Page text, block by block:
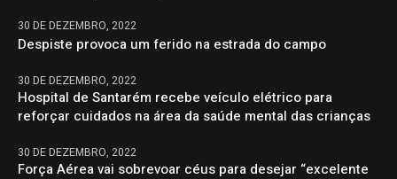
30 DE DEZEMBRO, 2022
Despiste provoca um ferido na estrada do campo
30 DE DEZEMBRO, 2022
Hospital de Santarém recebe veículo elétrico para
reforçar cuidados na área da saúde mental das crianças
30 DE DEZEMBRO, 2022
Força Aérea vai sobrevoar céus para desejar “excelente